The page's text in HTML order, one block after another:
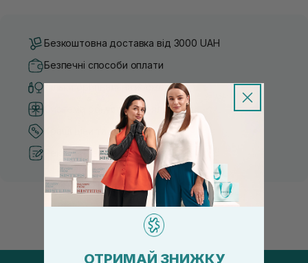
Безкоштовна доставка від 3000 UAH
Безпечні способи оплати
Тільки оригінальна косметика
Система бонусів та лояльності
Кращі ціни та топ товари
Рекомендації від косметологів
ОТРИМАЙ ЗНИЖКУ